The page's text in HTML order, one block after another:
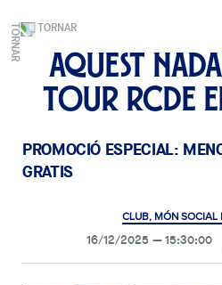
TORNAR
Aquest
Tour RCDE
PROMOCIÓ ESPECIAL:
GRATIS
CLUB, MÓN SOCIAL
16/12/2025 15:30:00